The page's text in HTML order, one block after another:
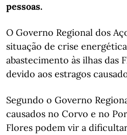
pessoas.
O Governo Regional dos
situação de crise
abastecimento às ilhas das
devido aos estragos
Segundo o Governo
causados no Corvo e no
Flores podem vir a